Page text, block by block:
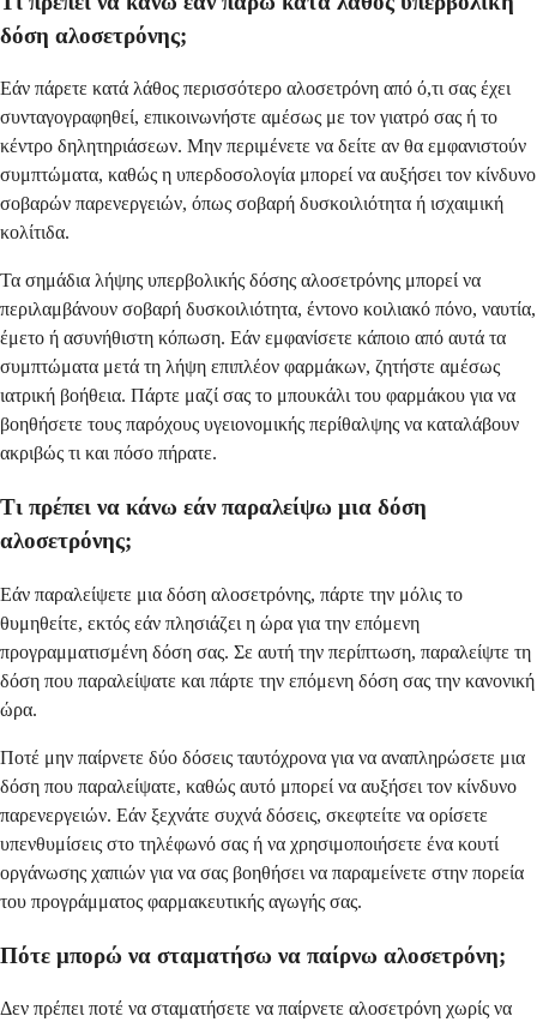
δόση αλοσετρόνης;
Εάν πάρετε κατά λάθος περισσότερο αλοσετρόνη από ό,τι σας έχει
συνταγογραφηθεί, επικοινωνήστε αμέσως με τον γιατρό σας ή το
κέντρο δηλητηριάσεων. Μην περιμένετε να δείτε αν θα εμφανιστούν
συμπτώματα, καθώς η υπερδοσολογία μπορεί να αυξήσει τον κίνδυνο
σοβαρών παρενεργειών, όπως σοβαρή δυσκοιλιότητα ή ισχαιμική
κολίτιδα.
Τα σημάδια λήψης υπερβολικής δόσης αλοσετρόνης μπορεί να
περιλαμβάνουν σοβαρή δυσκοιλιότητα, έντονο κοιλιακό πόνο, ναυτία,
έμετο ή ασυνήθιστη κόπωση. Εάν εμφανίσετε κάποιο από αυτά τα
συμπτώματα μετά τη λήψη επιπλέον φαρμάκων, ζητήστε αμέσως
ιατρική βοήθεια. Πάρτε μαζί σας το μπουκάλι του φαρμάκου για να
βοηθήσετε τους παρόχους υγειονομικής περίθαλψης να καταλάβουν
ακριβώς τι και πόσο πήρατε.
Τι πρέπει να κάνω εάν παραλείψω μια δόση
αλοσετρόνης;
Εάν παραλείψετε μια δόση αλοσετρόνης, πάρτε την μόλις το
θυμηθείτε, εκτός εάν πλησιάζει η ώρα για την επόμενη
προγραμματισμένη δόση σας. Σε αυτή την περίπτωση, παραλείψτε τη
δόση που παραλείψατε και πάρτε την επόμενη δόση σας την κανονική
ώρα.
Ποτέ μην παίρνετε δύο δόσεις ταυτόχρονα για να αναπληρώσετε μια
δόση που παραλείψατε, καθώς αυτό μπορεί να αυξήσει τον κίνδυνο
παρενεργειών. Εάν ξεχνάτε συχνά δόσεις, σκεφτείτε να ορίσετε
υπενθυμίσεις στο τηλέφωνό σας ή να χρησιμοποιήσετε ένα κουτί
οργάνωσης χαπιών για να σας βοηθήσει να παραμείνετε στην πορεία
του προγράμματος φαρμακευτικής αγωγής σας.
Πότε μπορώ να σταματήσω να παίρνω αλοσετρόνη;
Δεν πρέπει ποτέ να σταματήσετε να παίρνετε αλοσετρόνη χωρίς να